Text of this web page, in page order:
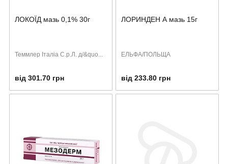
ЛОКОЇД мазь 0,1% 30г
Теммлер Італіа С.р.Л. д/&quo...
від 301.70 грн
ЛОРИНДЕН А мазь 15г
ЕЛЬФА/ПОЛЬЩА
від 233.80 грн